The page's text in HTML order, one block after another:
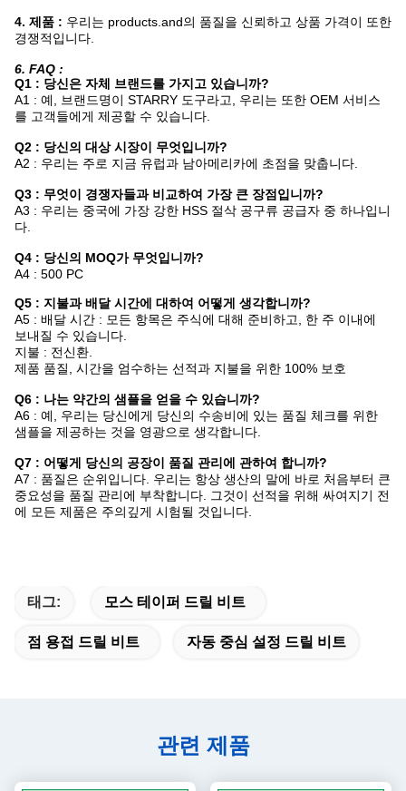
4. 제품 : 우리는 products.and의 품질을 신뢰하고 상품 가격이 또한
경쟁적입니다.
6. FAQ :
Q1 : 당신은 자체 브랜드를 가지고 있습니까?
A1 : 예, 브랜드명이 STARRY 도구라고, 우리는 또한 OEM 서비스
를 고객들에게 제공할 수 있습니다.
Q2 : 당신의 대상 시장이 무엇입니까?
A2 : 우리는 주로 지금 유럽과 남아메리카에 초점을 맞춥니다.
Q3 : 무엇이 경쟁자들과 비교하여 가장 큰 장점입니까?
A3 : 우리는 중국에 가장 강한 HSS 절삭 공구류 공급자 중 하나입니
다.
Q4 : 당신의 MOQ가 무엇입니까?
A4 : 500 PC
Q5 : 지불과 배달 시간에 대하여 어떻게 생각합니까?
A5 : 배달 시간 : 모든 항목은 주식에 대해 준비하고, 한 주 이내에
보내질 수 있습니다.
지불 : 전신환.
제품 품질, 시간을 엄수하는 선적과 지불을 위한 100% 보호
Q6 : 나는 약간의 샘플을 얻을 수 있습니까?
A6 : 예, 우리는 당신에게 당신의 수송비에 있는 품질 체크를 위한
샘플을 제공하는 것을 영광으로 생각합니다.
Q7 : 어떻게 당신의 공장이 품질 관리에 관하여 합니까?
A7 : 품질은 순위입니다. 우리는 항상 생산의 말에 바로 처음부터 큰
중요성을 품질 관리에 부착합니다. 그것이 선적을 위해 싸여지기 전
에 모든 제품은 주의깊게 시험될 것입니다.
태그: 모스 테이퍼 드릴 비트
점 용접 드릴 비트 자동 중심 설정 드릴 비트
관련 제품